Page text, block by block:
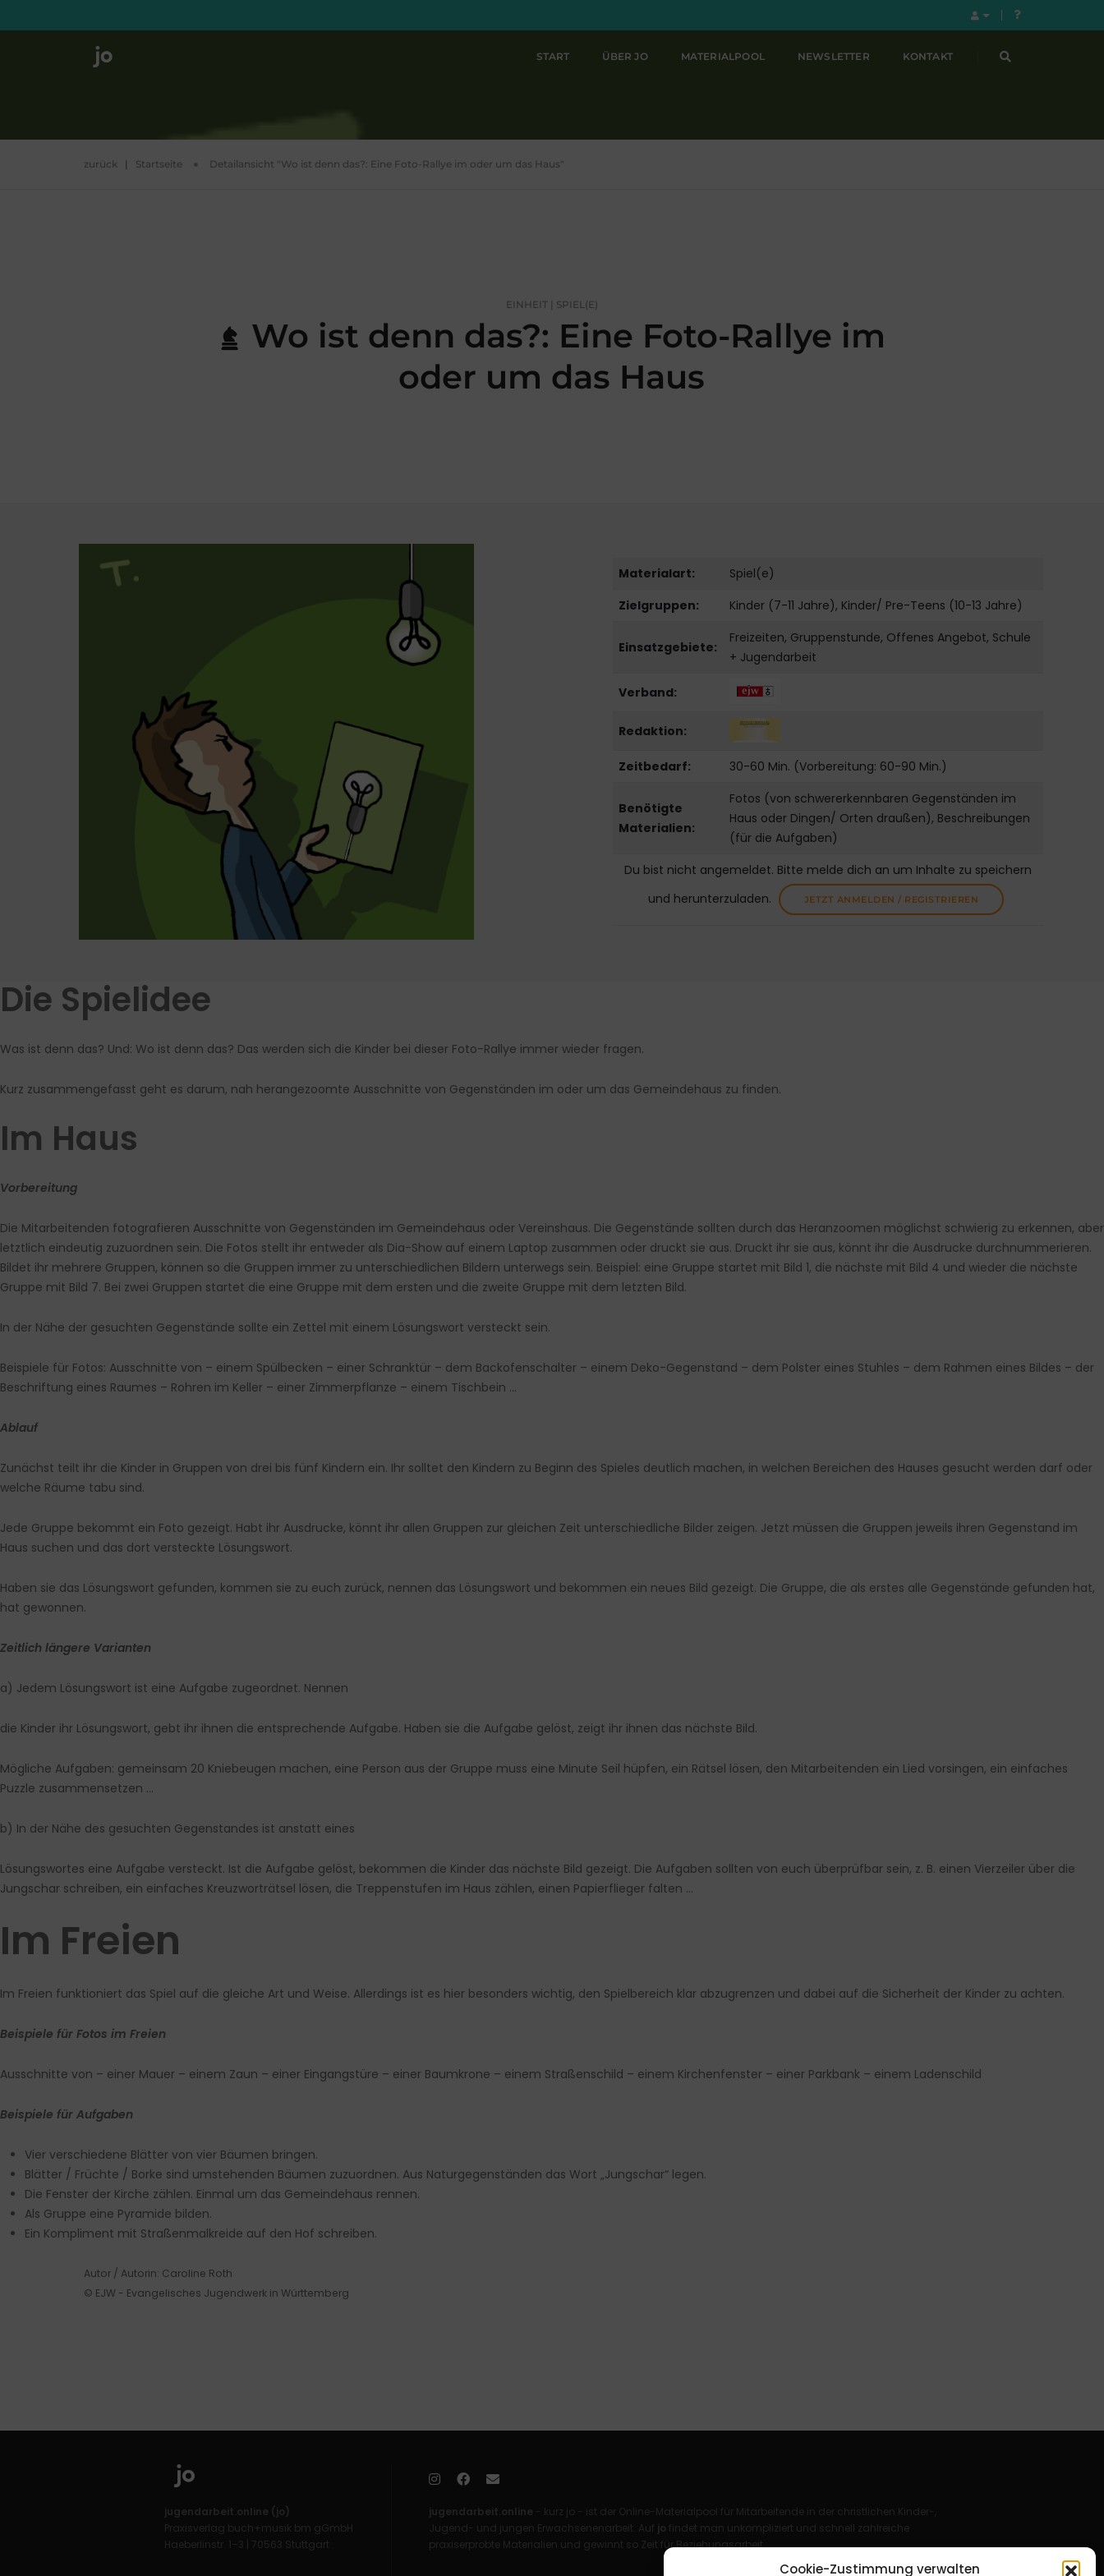
Cookie-Zustimmung verwalten
START ÜBER JO MATERIALPOOL NEWSLETTER KONTAKT
zurück | Startseite Detailansicht "Wo ist denn das?: Eine Foto-Rallye im oder um das Haus"
EINHEIT | SPIEL(E)
Wo ist denn das?: Eine Foto-Rallye im
oder um das Haus
Materialart:
Spiel(e)
Zielgruppen:
Kinder (7-11 Jahre), Kinder/ Pre-Teens (10-13 Jahre)
Einsatzgebiete:
Freizeiten, Gruppenstunde, Offenes Angebot, Schule
+ Jugendarbeit
Verband:
Redaktion:
Zeitbedarf: 30-60 Min. (Vorbereitung: 60-90 Min.)
Benötigte
Materialien:
Fotos (von schwererkennbaren Gegenständen im
Haus oder Dingen/ Orten draußen), Beschreibungen
(für die Aufgaben)
Du bist nicht angemeldet. Bitte melde dich an um Inhalte zu speichern
und herunterzuladen.
JETZT ANMELDEN / REGISTRIEREN
Die Spielidee
Was ist denn das? Und: Wo ist denn das? Das werden sich die Kinder bei dieser Foto-Rallye immer wieder fragen.
Kurz zusammengefasst geht es darum, nah herangezoomte Ausschnitte von Gegenständen im oder um das Gemeindehaus zu finden.
Im Haus
Vorbereitung
Die Mitarbeitenden fotografieren Ausschnitte von Gegenständen im Gemeindehaus oder Vereinshaus. Die Gegenstände sollten durch das Heranzoomen möglichst schwierig zu erkennen, aber
letztlich eindeutig zuzuordnen sein. Die Fotos stellt ihr entweder als Dia-Show auf einem Laptop zusammen oder druckt sie aus. Druckt ihr sie aus, könnt ihr die Ausdrucke durchnummerieren.
Bildet ihr mehrere Gruppen, können so die Gruppen immer zu unterschiedlichen Bildern unterwegs sein. Beispiel: eine Gruppe startet mit Bild 1, die nächste mit Bild 4 und wieder die nächste
Gruppe mit Bild 7. Bei zwei Gruppen startet die eine Gruppe mit dem ersten und die zweite Gruppe mit dem letzten Bild.
In der Nähe der gesuchten Gegenstände sollte ein Zettel mit einem Lösungswort versteckt sein.
Beispiele für Fotos: Ausschnitte von – einem Spülbecken – einer Schranktür – dem Backofenschalter – einem Deko-Gegenstand – dem Polster eines Stuhles – dem Rahmen eines Bildes – der
Beschriftung eines Raumes – Rohren im Keller – einer Zimmerpflanze – einem Tischbein …
Ablauf
Zunächst teilt ihr die Kinder in Gruppen von drei bis fünf Kindern ein. Ihr solltet den Kindern zu Beginn des Spieles deutlich machen, in welchen Bereichen des Hauses gesucht werden darf oder
welche Räume tabu sind.
Jede Gruppe bekommt ein Foto gezeigt. Habt ihr Ausdrucke, könnt ihr allen Gruppen zur gleichen Zeit unterschiedliche Bilder zeigen. Jetzt müssen die Gruppen jeweils ihren Gegenstand im
Haus suchen und das dort versteckte Lösungswort.
Haben sie das Lösungswort gefunden, kommen sie zu euch zurück, nennen das Lösungswort und bekommen ein neues Bild gezeigt. Die Gruppe, die als erstes alle Gegenstände gefunden hat,
hat gewonnen.
Zeitlich längere Varianten
a) Jedem Lösungswort ist eine Aufgabe zugeordnet. Nennen
die Kinder ihr Lösungswort, gebt ihr ihnen die entsprechende Aufgabe. Haben sie die Aufgabe gelöst, zeigt ihr ihnen das nächste Bild.
Mögliche Aufgaben: gemeinsam 20 Kniebeugen machen, eine Person aus der Gruppe muss eine Minute Seil hüpfen, ein Rätsel lösen, den Mitarbeitenden ein Lied vorsingen, ein einfaches
Puzzle zusammensetzen …
b) In der Nähe des gesuchten Gegenstandes ist anstatt eines
Lösungswortes eine Aufgabe versteckt. Ist die Aufgabe gelöst, bekommen die Kinder das nächste Bild gezeigt. Die Aufgaben sollten von euch überprüfbar sein, z. B. einen Vierzeiler über die
Jungschar schreiben, ein einfaches Kreuzworträtsel lösen, die Treppenstufen im Haus zählen, einen Papierflieger falten …
Im Freien
Im Freien funktioniert das Spiel auf die gleiche Art und Weise. Allerdings ist es hier besonders wichtig, den Spielbereich klar abzugrenzen und dabei auf die Sicherheit der Kinder zu achten.
Beispiele für Fotos im Freien
Ausschnitte von – einer Mauer – einem Zaun – einer Eingangstüre – einer Baumkrone – einem Straßenschild – einem Kirchenfenster – einer Parkbank – einem Ladenschild
Beispiele für Aufgaben
Vier verschiedene Blätter von vier Bäumen bringen.
Blätter / Früchte / Borke sind umstehenden Bäumen zuzuordnen. Aus Naturgegenständen das Wort „Jungschar“ legen.
Die Fenster der Kirche zählen. Einmal um das Gemeindehaus rennen.
Als Gruppe eine Pyramide bilden.
Ein Kompliment mit Straßenmalkreide auf den Hof schreiben.
Autor / Autorin: Caroline Roth
© EJW - Evangelisches Jugendwerk in Württemberg
jugendarbeit.online (jo)
Praxisverlag buch+musik bm gGmbH
Haeberlinstr. 1–3 | 70563 Stuttgart
jugendarbeit.online - kurz jo - ist der Online-Materialpool für Mitarbeitende in der christlichen Kinder-,
Jugend- und jungen Erwachsenenarbeit. Auf jo findet man unkompliziert und schnell zahlreiche
praxiserprobte Materialien und gewinnt so Zeit für Beziehungsarbeit.